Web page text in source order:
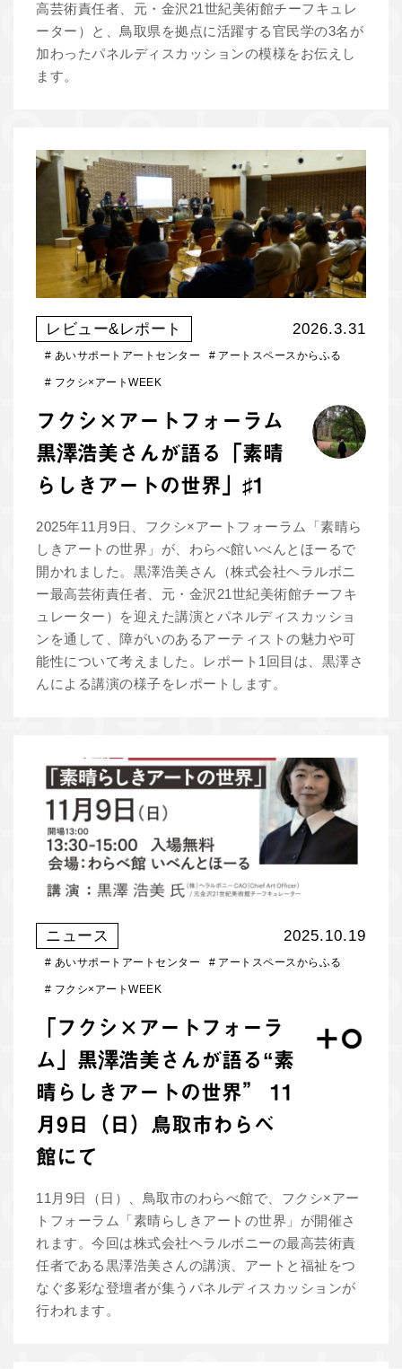
高芸術責任者、元・金沢21世紀美術館チーフキュレ
ーター）と、鳥取県を拠点に活躍する官民学の3名が
加わったパネルディスカッションの模様をお伝えし
ます。
レビュー&レポート
# あいサポートアートセンター # アートスペースからふる
# フクシ×アートWEEK
2026.3.31
フクシ×アートフォーラム
黒澤浩美さんが語る「素晴
らしきアートの世界」♯1
2025年11月9日、フクシ×アートフォーラム「素晴ら
しきアートの世界」が、わらべ館いべんとほーるで
開かれました。黒澤浩美さん（株式会社ヘラルボニ
ー最高芸術責任者、元・金沢21世紀美術館チーフキ
ュレーター）を迎えた講演とパネルディスカッショ
ンを通して、障がいのあるアーティストの魅力や可
能性について考えました。レポート1回目は、黒澤さ
んによる講演の様子をレポートします。
ニュース
# あいサポートアートセンター # アートスペースからふる
# フクシ×アートWEEK
2025.10.19
「フクシ×アートフォーラ
ム」黒澤浩美さんが語る“素
晴らしきアートの世界” 11
月9日（日）鳥取市わらべ
館にて
11月9日（日）、鳥取市のわらべ館で、フクシ×アー
トフォーラム「素晴らしきアートの世界」が開催さ
れます。今回は株式会社ヘラルボニーの最高芸術責
任者である黒澤浩美さんの講演、アートと福祉をつ
なぐ多彩な登壇者が集うパネルディスカッションが
行われます。